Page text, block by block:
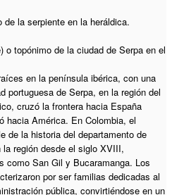
la serpiente en la heráldica.
o topónimo de la ciudad de Serpa en el
en la península ibérica, con una
portuguesa de Serpa, en la región del
cruzó la frontera hacia España
hacia América. En Colombia, el
de la historia del departamento de
región desde el siglo XVIII,
como San Gil y Bucaramanga. Los
por ser familias dedicadas al
pública, convirtiéndose en un